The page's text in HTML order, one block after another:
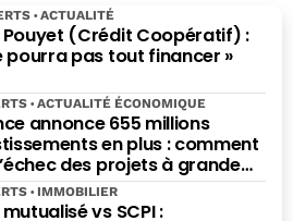
Pouyet (Crédit Coopératif) :
pourra pas tout financer »
ACTUALITÉ
annonce 655 millions
en plus : comment
des projets à grande
?
ACTUALITÉ ÉCONOMIQUE
vs SCPI :
IMMOBILIER